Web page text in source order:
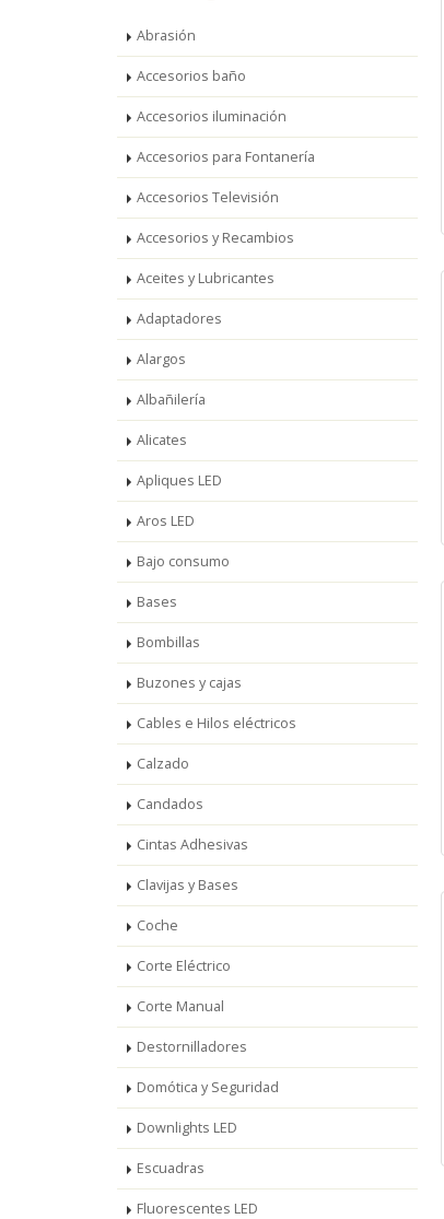
Abrasión
Accesorios baño
Accesorios iluminación
Accesorios para Fontanería
Accesorios Televisión
Accesorios y Recambios
Aceites y Lubricantes
Adaptadores
Alargos
Albañilería
Alicates
Apliques LED
Aros LED
Bajo consumo
Bases
Bombillas
Buzones y cajas
Cables e Hilos eléctricos
Calzado
Candados
Cintas Adhesivas
Clavijas y Bases
Coche
Corte Eléctrico
Corte Manual
Destornilladores
Domótica y Seguridad
Downlights LED
Escuadras
Fluorescentes LED